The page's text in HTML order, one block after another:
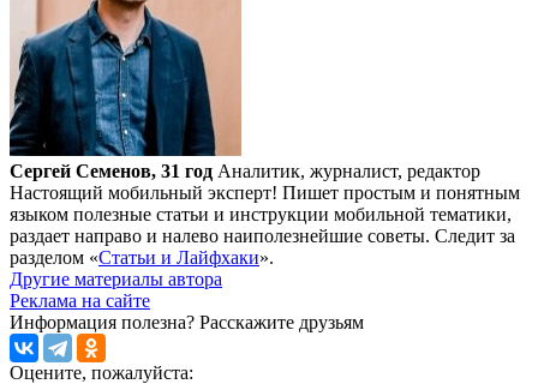
Сергей Семенов, 31 год Аналитик, журналист, редактор
Настоящий мобильный эксперт! Пишет простым и понятным
языком полезные статьи и инструкции мобильной тематики,
раздает направо и налево наиполезнейшие советы. Следит за
разделом «Статьи и Лайфхаки».
Другие материалы автора
Реклама на сайте
Информация полезна? Расскажите друзьям
Оцените, пожалуйста: